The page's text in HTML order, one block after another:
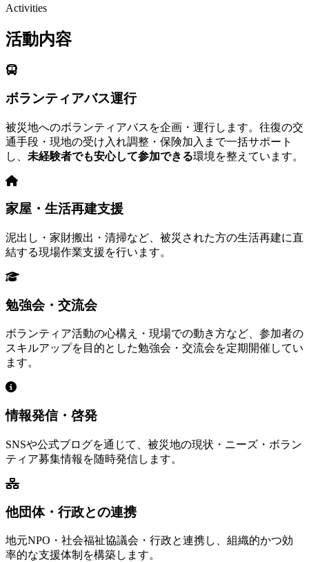
Activities
活動内容
ボランティアバス運行
被災地へのボランティアバスを企画・運行します。往復の交
通手段・現地の受け入れ調整・保険加入まで一括サポート
し、 未経験者でも安心して参加できる環境を整えています。
家屋・生活再建支援
泥出し・家財搬出・清掃など、被災された方の生活再建に直
結する現場作業支援を行います。
勉強会・交流会
ボランティア活動の心構え・現場での動き方など、参加者の
スキルアップを目的とした勉強会・交流会を定期開催してい
ます。
情報発信・啓発
SNSや公式ブログを通じて、被災地の現状・ニーズ・ボラン
ティア募集情報を随時発信します。
他団体・行政との連携
地元NPO・社会福祉協議会・行政と連携し、組織的かつ効
率的な支援体制を構築します。